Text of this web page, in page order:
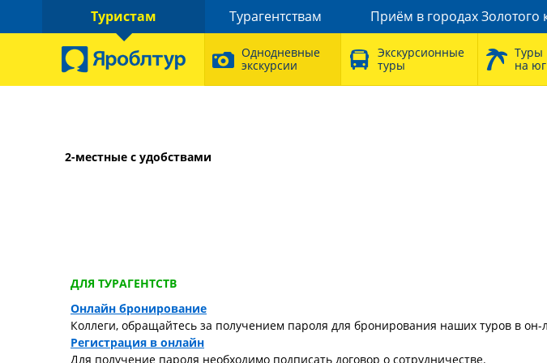
Туристам Турагентствам Приём в городах Золотого
Однодневные
экскурсии
Экскурсионные
туры
Туры
на юг
2-местные с удобствами
ДЛЯ ТУРАГЕНТСТВ
Онлайн бронирование
Коллеги, обращайтесь за получением пароля для бронирования наших туров в
Регистрация в онлайн
Для получение пароля необходимо подписать договор о сотрудничестве.